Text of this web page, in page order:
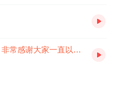
第860章 一胎三宝（大结局）非常感谢大家一直以来的支持